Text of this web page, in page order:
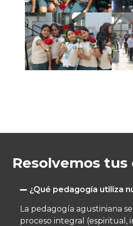
Resolvemos tus
¿Qué pedagogía utiliza
La pedagogía agustiniana
proceso integral (espiritual,